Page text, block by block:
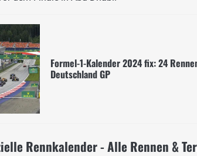
Formel-1-Kalender 2024 fix: 24
Deutschland GP
Rennkalender - Alle Rennen &